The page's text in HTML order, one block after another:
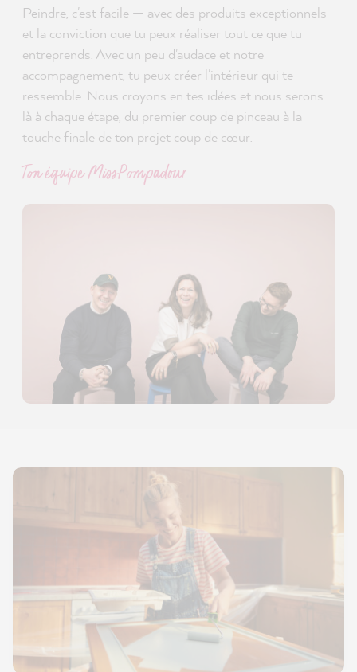
Peindre, c'est facile — avec des produits exceptionnels
et la conviction que tu peux réaliser tout ce que tu
entreprends. Avec un peu d'audace et notre
accompagnement, tu peux créer l'intérieur qui te
ressemble. Nous croyons en tes idées et nous serons
là à chaque étape, du premier coup de pinceau à la
touche finale de ton projet coup de cœur.
Ton équipe MissPompadour